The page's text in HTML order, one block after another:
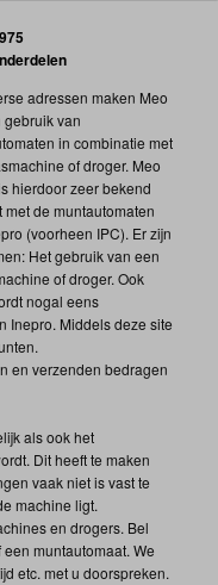
adressen maken Meo
gebruik van
in combinatie met
of droger. Meo
hierdoor zeer bekend
met de muntautomaten
(voorheen IPC). Er zijn
Het gebruik van een
of droger. Ook
nogal eens
Inepro. Middels deze site
en verzenden bedragen
als ook het
Dit heeft te maken
vaak niet is vast te
machine ligt.
en drogers. Bel
muntautomaat. We
etc. met u doorspreken.